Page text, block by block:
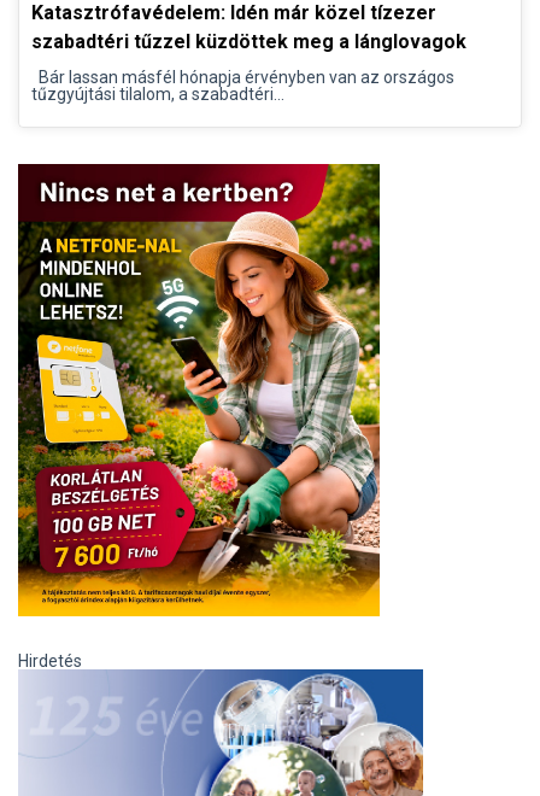
Katasztrófavédelem: Idén már közel tízezer
szabadtéri tűzzel küzdöttek meg a lánglovagok
Bár lassan másfél hónapja érvényben van az országos
tűzgyújtási tilalom, a szabadtéri...
Hirdetés